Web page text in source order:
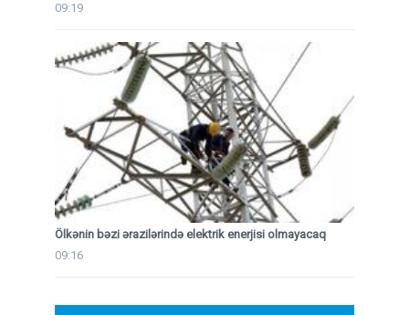
09:19
Ölkənin bəzi ərazilərində elektrik enerjisi olmayacaq
09:16